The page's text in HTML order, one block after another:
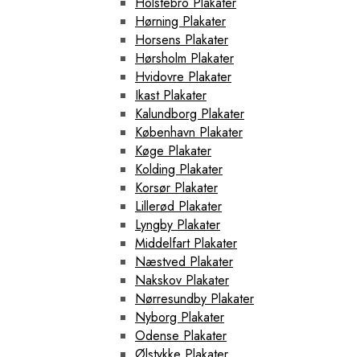
Hørning Plakater
Horsens Plakater
Hørsholm Plakater
Hvidovre Plakater
Ikast Plakater
Kalundborg Plakater
København Plakater
Køge Plakater
Kolding Plakater
Korsør Plakater
Lillerød Plakater
Lyngby Plakater
Middelfart Plakater
Næstved Plakater
Nakskov Plakater
Nørresundby Plakater
Nyborg Plakater
Odense Plakater